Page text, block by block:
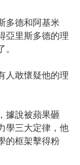
多德和阿基米
亞里斯多德的理
人敢懷疑他的理
據說被蘋果砸
學三大定律，他
的框架擊得粉